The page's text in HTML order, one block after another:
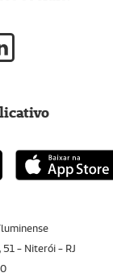
51 - Niterói - RJ